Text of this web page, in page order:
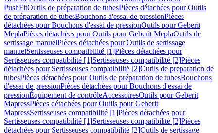
PushFitOutils de préparation de tubesPièces détachées pour Outils
de préparation de tubesBouchons d'essai de pressionPièces
détachées pour Bouchons d'essai de pressionOutils pour Geberit
MeplaPièces détachées pour Outils pour Geberit MeplaOutils de
sertissage manuelPièces détachées pour Outils de sertissage
manuelSertisseuses compatibilité [1]Pièces détachées pour
Sertisseuses compatibilité [1]Sertisseuses compatibilité [2]Pièces
détachées pour Sertisseuses compatibilité [2]Outils de préparation de
tubesPièces détachées pour Outils de préparation de tubesBouchons
d'essai de pressionPièces détachées pour Bouchons d'essai de
pressionÉquipement de contrôleAccessoiresOutils pour Geberit
MapressPièces détachées pour Outils pour Geberit
MapressSertisseuses compatibilité [1]Pièces détachées pour
Sertisseuses compatibilité [1]Sertisseuses compatibilité [2]Pièces
détachées pour Sertisseuses compatibilité [2]Outils de sertissage